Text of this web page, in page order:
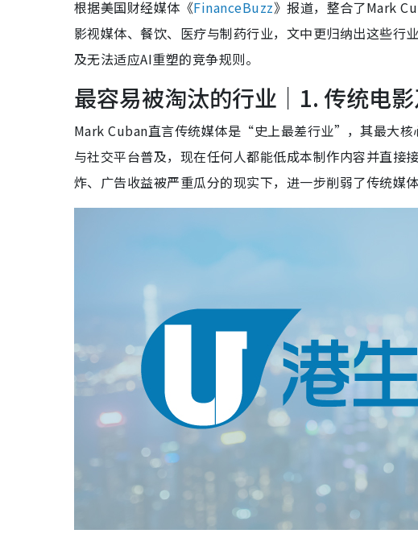
根据美国财经媒体《FinanceBuzz》报道，整合了Mark
影视媒体、餐饮、医疗与制药行业，文中更归纳出这些行
及无法适应AI重塑的竞争规则。
最容易被淘汰的行业｜1. 传统电
Mark Cuban直言传统媒体是“史上最差行业”，其最大核
与社交平台普及，现在任何人都能低成本制作内容并直接
炸、广告收益被严重瓜分的现实下，进一步削弱了传统媒体